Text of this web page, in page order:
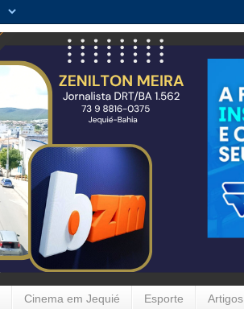
Cinema em Jequié Esporte Artigos